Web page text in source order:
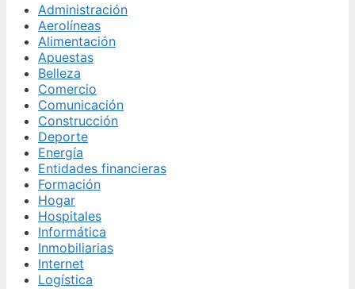
Administración
Aerolíneas
Alimentación
Apuestas
Belleza
Comercio
Comunicación
Construcción
Deporte
Energía
Entidades financieras
Formación
Hogar
Hospitales
Informática
Inmobiliarias
Internet
Logística